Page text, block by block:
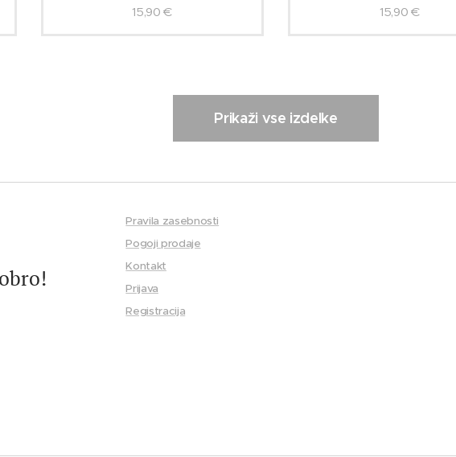
15,90 € 12,90€
Prikaži vse izdelke
Pravila zasebnosti
Pogoji prodaje
Kontakt
Prijava
Registracija